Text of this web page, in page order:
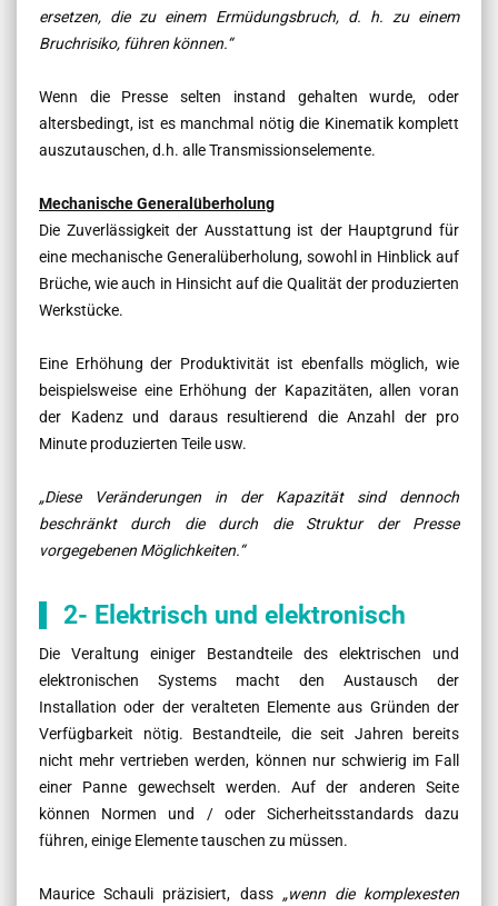
ersetzen, die zu einem Ermüdungsbruch, d. h. zu einem
Bruchrisiko, führen können.“
Wenn die Presse selten instand gehalten wurde, oder
altersbedingt, ist es manchmal nötig die Kinematik komplett
auszutauschen, d.h. alle Transmissionselemente.
Mechanische Generalüberholung
Die Zuverlässigkeit der Ausstattung ist der Hauptgrund für
eine mechanische Generalüberholung, sowohl in Hinblick auf
Brüche, wie auch in Hinsicht auf die Qualität der produzierten
Werkstücke.
Eine Erhöhung der Produktivität ist ebenfalls möglich, wie
beispielsweise eine Erhöhung der Kapazitäten, allen voran
der Kadenz und daraus resultierend die Anzahl der pro
Minute produzierten Teile usw.
„Diese Veränderungen in der Kapazität sind dennoch
beschränkt durch die durch die Struktur der Presse
vorgegebenen Möglichkeiten.“
2- Elektrisch und elektronisch
Die Veraltung einiger Bestandteile des elektrischen und
elektronischen Systems macht den Austausch der
Installation oder der veralteten Elemente aus Gründen der
Verfügbarkeit nötig. Bestandteile, die seit Jahren bereits
nicht mehr vertrieben werden, können nur schwierig im Fall
einer Panne gewechselt werden. Auf der anderen Seite
können Normen und / oder Sicherheitsstandards dazu
führen, einige Elemente tauschen zu müssen.
Maurice Schauli präzisiert, dass „wenn die komplexesten